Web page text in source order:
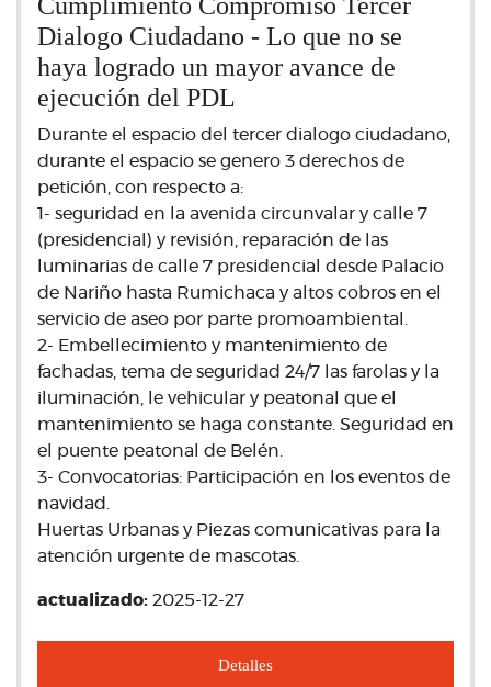
Dialogo Ciudadano - Lo que no se
haya logrado un mayor avance de
ejecución del PDL
Durante el espacio del tercer dialogo ciudadano,
durante el espacio se genero 3 derechos de
petición, con respecto a:
1- seguridad en la avenida circunvalar y calle 7
(presidencial) y revisión, reparación de las
luminarias de calle 7 presidencial desde Palacio
de Nariño hasta Rumichaca y altos cobros en el
servicio de aseo por parte promoambiental.
2- Embellecimiento y mantenimiento de
fachadas, tema de seguridad 24/7 las farolas y la
iluminación, le vehicular y peatonal que el
mantenimiento se haga constante. Seguridad en
el puente peatonal de Belén.
3- Convocatorias: Participación en los eventos de
navidad.
Huertas Urbanas y Piezas comunicativas para la
atención urgente de mascotas.
actualizado: 2025-12-27
Detalles